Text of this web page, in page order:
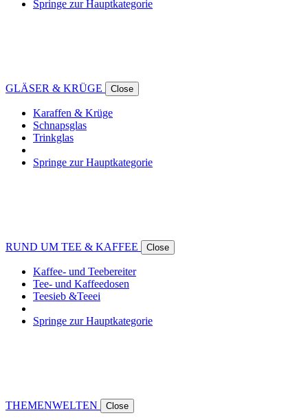
Springe zur Hauptkategorie
GLÄSER & KRÜGE Close
Karaffen & Krüge
Schnapsglas
Trinkglas
Springe zur Hauptkategorie
RUND UM TEE & KAFFEE Close
Kaffee- und Teebereiter
Tee- und Kaffeedosen
Teesieb &Teeei
Springe zur Hauptkategorie
THEMENWELTEN Close